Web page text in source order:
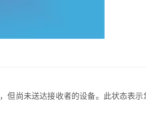
但尚未送达接收者的设备。此状态表